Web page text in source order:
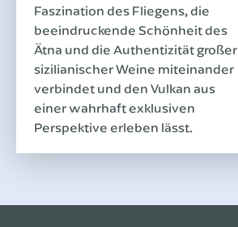
Faszination des Fliegens, die
beeindruckende Schönheit des
Ätna und die Authentizität großer
sizilianischer Weine miteinander
verbindet und den Vulkan aus
einer wahrhaft exklusiven
Perspektive erleben lässt.